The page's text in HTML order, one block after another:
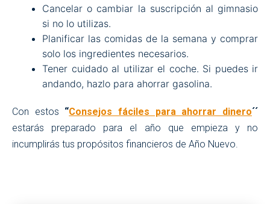
Cancelar o cambiar la suscripción al gimnasio
si no lo utilizas.
Planificar las comidas de la semana y comprar
solo los ingredientes necesarios.
Tener cuidado al utilizar el coche. Si puedes ir
andando, hazlo para ahorrar gasolina.
Con estos “Consejos fáciles para ahorrar dinero´´
estarás preparado para el año que empieza y no
incumplirás tus propósitos financieros de Año Nuevo.